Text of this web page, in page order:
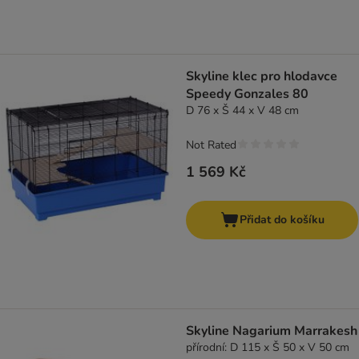
Skyline klec pro hlodavce
Speedy Gonzales 80
D 76 x Š 44 x V 48 cm
1 569 Kč
Not Rated
Přidat do košíku
Skyline Nagarium Marrakesh
přírodní: D 115 x Š 50 x V 50 cm